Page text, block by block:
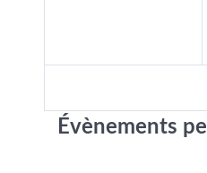
Évènements